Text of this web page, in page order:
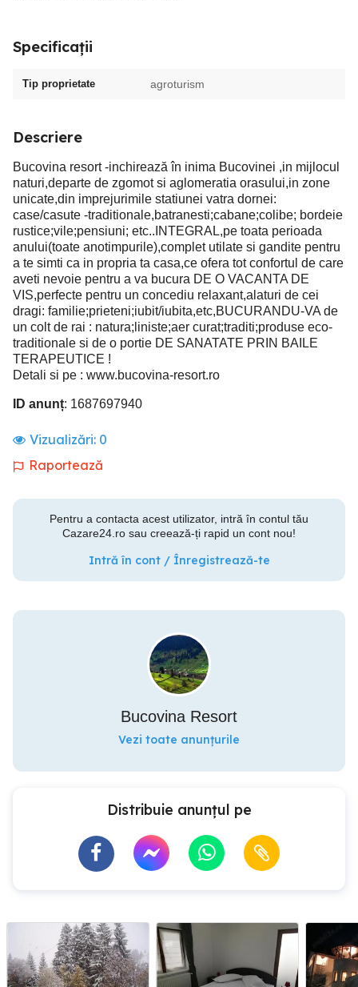
Specificații
Tip proprietate agroturism
Descriere
Bucovina resort -inchirează în inima Bucovinei ,in mijlocul
naturi,departe de zgomot si aglomeratia orasului,in zone
unicate,din imprejurimile statiunei vatra dornei:
case/casute -traditionale,batranesti;cabane;colibe; bordeie
rustice;vile;pensiuni; etc..INTEGRAL,pe toata perioada
anului(toate anotimpurile),complet utilate si gandite pentru
a te simti ca in propria ta casa,ce ofera tot confortul de care
aveti nevoie pentru a va bucura DE O VACANTA DE
VIS,perfecte pentru un concediu relaxant,alaturi de cei
dragi: familie;prieteni;iubit/iubita,etc,BUCURANDU-VA de
un colt de rai : natura;liniste;aer curat;traditi;produse eco-
traditionale si de o portie DE SANATATE PRIN BAILE
TERAPEUTICE !
Detali si pe : www.bucovina-resort.ro
ID anunț: 1687697940
Vizualizări: 0
Raportează
Pentru a contacta acest utilizator, intră în contul tău
Cazare24.ro sau creează-ți rapid un cont nou!
Intră în cont / Înregistrează-te
Bucovina Resort
Vezi toate anunțurile
Distribuie anunțul pe